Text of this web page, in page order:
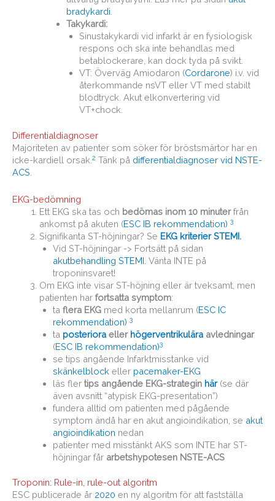
bradykardi
Takykardi:
Sinustakykardi vid infarkt är en fysiologisk
respons och ska inte behandlas med
betablockerare, kan dock tyda på svikt.
VT: Överväg Amiodaron (Cordarone) i.v. vid
återkommande nsVT eller VT med stabilt
blodtryck. Akut elkonvertering vid
VT+chock.
Differentialdiagnoser
Majoriteten av patienter som söker för bröstsmärtor har en
icke-kardiell orsak. 2 Tänk på differentialdiagnoser vid NSTE-
ACS
EKG-bedömning
Ett EKG ska tas och bedömas inom 10 minuterfrån
ankomst på akuten (ESC IB rekommendation) 3
Signifikanta ST-höjningar? Se EKG kriterier STEMI.
Vid ST-höjningar -> Fortsätt på sidan
akutbehandling STEMI. Vänta INTE på
troponinsvaret!
Om EKG inte visar ST-höjning eller är tveksamt, men
patienten har fortsatta symptom:
ta flera EKGmed korta mellanrum (ESC IC
rekommendation) 3
ta posterioraeller högerventrikuläraavledningar
(ESC IB rekommendation)3
se tips angående Infarktmisstanke vid
skänkelblock eller pacemaker-EKG
läs fler tips angående EKG-strategin här(se där
även avsnitt “atypisk EKG-presentation”)
fundera alltid om patienten med pågående
symptom ändå har en akut angioindikation, se akut
angioindikation nedan
patienter med misstänkt AKS som INTE har ST-
höjningar får arbetshypotesen NSTE-ACS
Troponin: Rule-in, rule-out algoritm
ESC publicerade år 2020 en ny algoritm för att fastställa